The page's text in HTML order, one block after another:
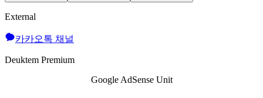
External
카카오톡 채널
Deuktem Premium
Google AdSense Unit